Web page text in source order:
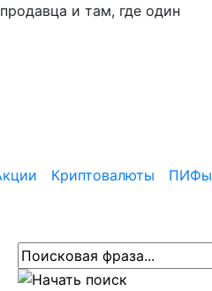
и там, где один
Криптовалюты ПИФы